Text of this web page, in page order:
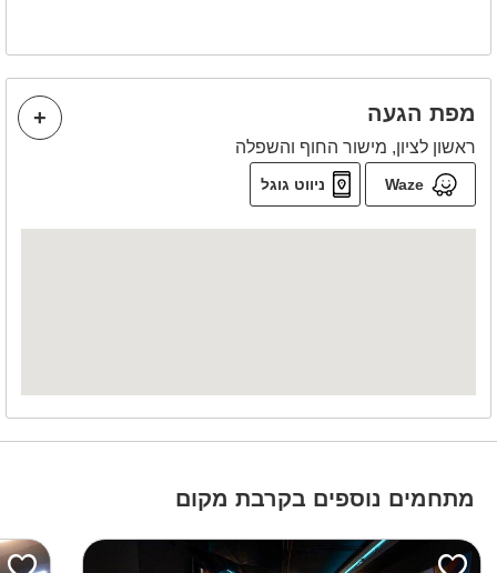
מפת הגעה
ראשון לציון, מישור החוף והשפלה
Waze ניווט גוגל
מתחמים נוספים בקרבת מקום